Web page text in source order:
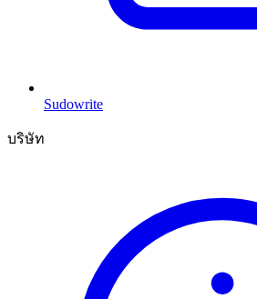
Sudowrite
บริษัท